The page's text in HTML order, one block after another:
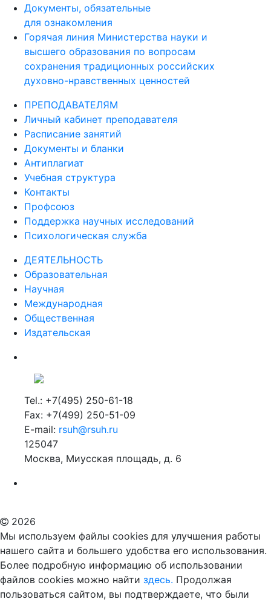
Документы, обязательные
для ознакомления
Горячая линия Министерства науки и
высшего образования по вопросам
сохранения традиционных российских
духовно-нравственных ценностей
ПРЕПОДАВАТЕЛЯМ
Личный кабинет преподавателя
Расписание занятий
Документы и бланки
Антиплагиат
Учебная структура
Контакты
Профсоюз
Поддержка научных исследований
Психологическая служба
ДЕЯТЕЛЬНОСТЬ
Образовательная
Научная
Международная
Общественная
Издательская
Tel.: +7(495) 250-61-18
Fax: +7(499) 250-51-09
E-mail: rsuh@rsuh.ru
125047
Москва, Миусская площадь, д. 6
2026
Мы используем файлы cookies для улучшения работы
нашего сайта и большего удобства его использования.
Более подробную информацию об использовании
файлов cookies можно найти здесь. Продолжая
пользоваться сайтом, вы подтверждаете, что были